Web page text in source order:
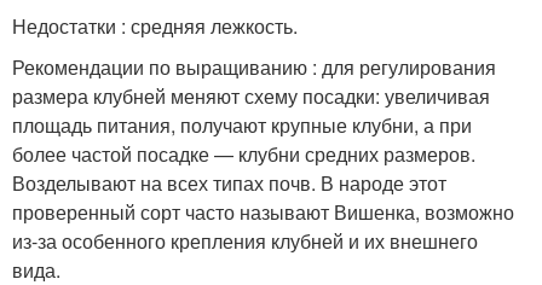
Недостатки : средняя лежкость.
Рекомендации по выращиванию : для регулирования
размера клубней меняют схему посадки: увеличивая
площадь питания, получают крупные клубни, а при
более частой посадке — клубни средних размеров.
Возделывают на всех типах почв. В народе этот
проверенный сорт часто называют Вишенка, возможно
из-за особенного крепления клубней и их внешнего
вида.